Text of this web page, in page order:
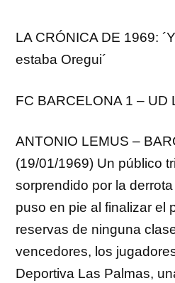
LA CRÓNICA DE 1969:
estaba Oregui´
FC BARCELONA 1 – UD
ANTONIO LEMUS –
(19/01/1969) Un público
sorprendido por la
puso en pie al finalizar el
reservas de ninguna
vencedores, los
Deportiva Las Palmas,